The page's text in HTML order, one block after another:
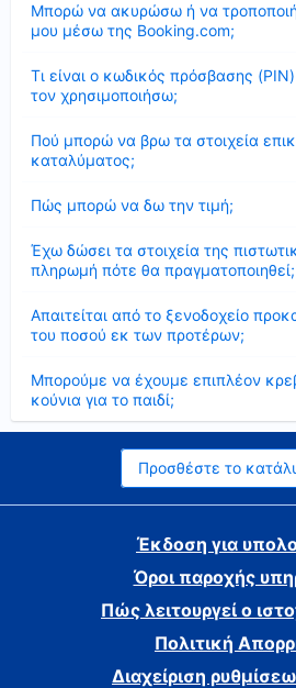
Μπορώ να ακυρώσω ή να
μου μέσω της Booking.com;
Τι είναι ο κωδικός πρόσβασης
τον χρησιμοποιήσω;
Πού μπορώ να βρω τα στοιχεία
καταλύματος;
Πώς μπορώ να δω την τιμή;
Έχω δώσει τα στοιχεία της
πληρωμή πότε θα πραγματοποιηθεί;
Απαιτείται από το ξενοδοχείο
του ποσού εκ των προτέρων;
Μπορούμε να έχουμε επιπλέον
κούνια για το παιδί;
Προσθέστε το
Έκδοση για
Όροι παροχής
Πώς λειτουργεί ο
Πολιτική
Διαχείριση